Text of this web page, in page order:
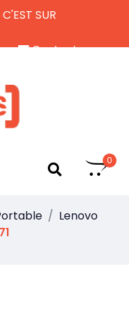
SUR
Contactez-nous
0
Lenovo